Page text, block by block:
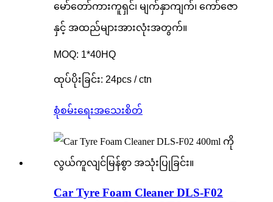
မော်တော်ကားကူရှင်၊ မျက်နှာကျက်၊ ကော်ဇော
နှင့် အထည်များအားလုံးအတွက်။
MOQ: 1*40HQ
ထုပ်ပိုးခြင်း: 24pcs / ctn
စုံစမ်းရေးအသေးစိတ်
Car Tyre Foam Cleaner DLS-F02